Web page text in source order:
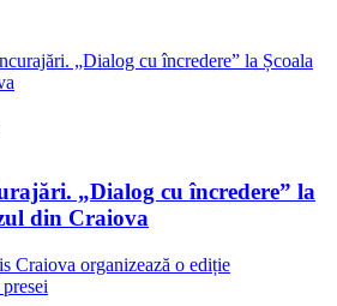
„Dialog cu încredere” la
din Craiova